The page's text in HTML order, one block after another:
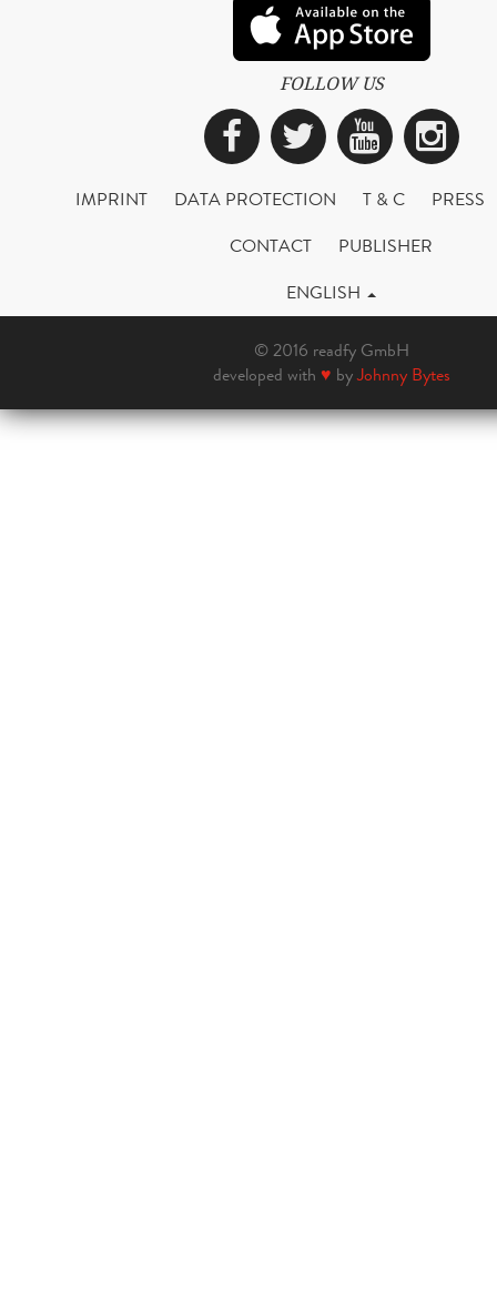
FOLLOW US
Facebook
Twitter
IMPRINT DATA PROTECTION T & C
PRESS
CONTACT
PUBLISHER
ENGLISH
© 2016 readfy GmbH
developed with ♥ byJohnny Bytes